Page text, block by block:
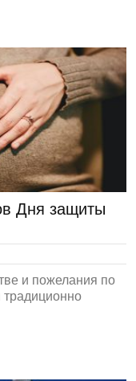
Дня защиты
и пожелания по